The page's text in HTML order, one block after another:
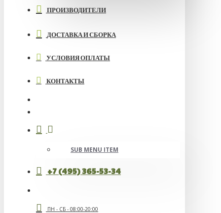
ПРОИЗВОДИТЕЛИ
ДОСТАВКА И СБОРКА
УСЛОВИЯ ОПЛАТЫ
КОНТАКТЫ
SUB MENU ITEM
+7 (495) 365-53-34
ПН - СБ - 08:00-20:00